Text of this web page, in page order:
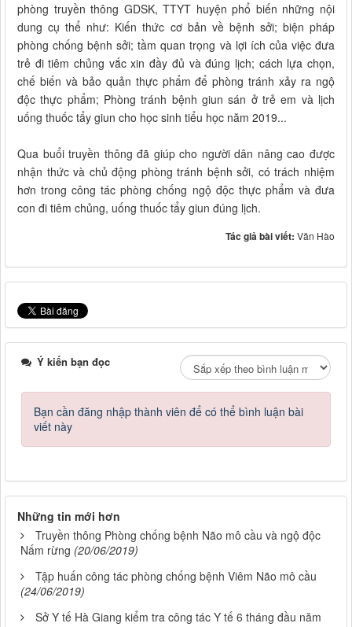
phòng truyền thông GDSK, TTYT huyện phổ biến những nội
dung cụ thể như: Kiến thức cơ bản về bệnh sởi; biện pháp
phòng chống bệnh sởi; tầm quan trọng và lợi ích của việc đưa
trẻ đi tiêm chủng vắc xin đầy đủ và đúng lịch; cách lựa chọn,
chế biến và bảo quản thực phẩm để phòng tránh xảy ra ngộ
độc thực phẩm; Phòng tránh bệnh giun sán ở trẻ em và lịch
uống thuốc tẩy giun cho học sinh tiểu học năm 2019...
Qua buổi truyền thông đã giúp cho người dân nâng cao được
nhận thức và chủ động phòng tránh bệnh sởi, có trách nhiệm
hơn trong công tác phòng chống ngộ độc thực phẩm và đưa
con đi tiêm chủng, uống thuốc tẩy giun đúng lịch.
Tác giả bài viết: Văn Hào
Ý kiến bạn đọc
Bạn cần đăng nhập thành viên để có thể bình luận bài
viết này
Những tin mới hơn
Truyền thông Phòng chống bệnh Não mô cầu và ngộ độc
Nấm rừng (20/06/2019)
Tập huấn công tác phòng chống bệnh Viêm Não mô cầu
(24/06/2019)
Sở Y tế Hà Giang kiểm tra công tác Y tế 6 tháng đầu năm